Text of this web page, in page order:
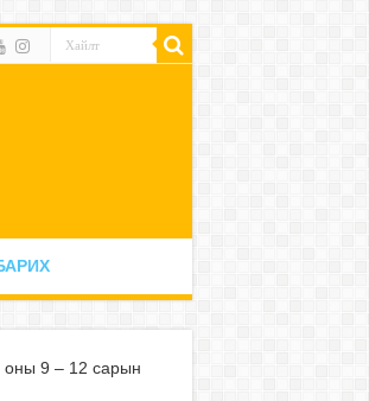
оны 9 – 12 сарын